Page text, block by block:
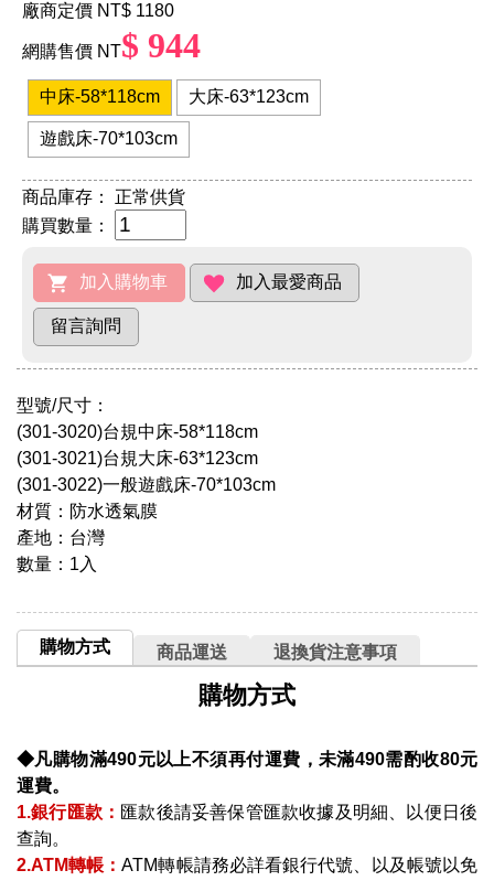
廠商定價 NT$ 1180
網購售價 NT$ 944
中床-58*118cm 大床-63*123cm
遊戲床-70*103cm
商品庫存：
正常供貨
購買數量：
型號/尺寸：
(301-3020)台規中床-58*118cm
(301-3021)台規大床-63*123cm
(301-3022)一般遊戲床-70*103cm
材質：防水透氣膜
產地：台灣
數量：1入
購物方式 商品運送 退換貨注意事項
購物方式
◆凡購物滿490元以上不須再付運費，未滿490需酌收80元
運費。
1.銀行匯款： 匯款後請妥善保管匯款收據及明細、以便日後
查詢。
2.ATM轉帳：ATM轉帳請務必詳看銀行代號、以及帳號以免